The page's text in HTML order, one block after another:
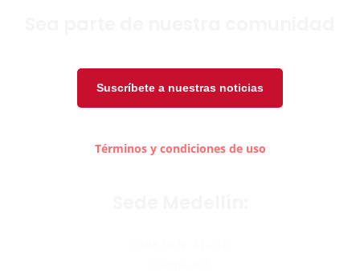
Suscríbete a nuestras noticias
Términos y condiciones de uso